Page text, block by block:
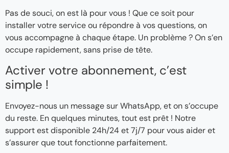
Pas de souci, on est là pour vous ! Que ce soit pour
installer votre service ou répondre à vos questions, on
vous accompagne à chaque étape. Un problème ? On s’en
occupe rapidement, sans prise de tête.
Activer votre abonnement, c’est
simple !
Envoyez-nous un message sur WhatsApp, et on s’occupe
du reste. En quelques minutes, tout est prêt ! Notre
support est disponible 24h/24 et 7j/7 pour vous aider et
s’assurer que tout fonctionne parfaitement.